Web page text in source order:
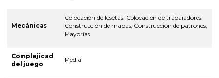
Mecánicas
Colocación de losetas, Colocación de trabajadores,
Construcción de mapas, Construcción de patrones,
Mayorías
Complejidad
del juego
Media